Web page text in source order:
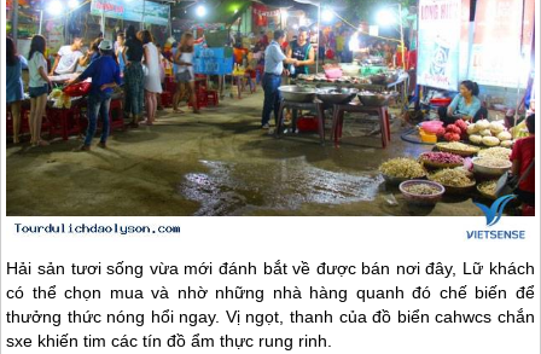
Hải sản tươi sống vừa mới đánh bắt về được bán nơi đây, Lữ khách
có thể chọn mua và nhờ những nhà hàng quanh đó chế biến để
thưởng thức nóng hổi ngay. Vị ngọt, thanh của đồ biển cahwcs chắn
sxe khiến tim các tín đồ ẩm thực rung rinh.